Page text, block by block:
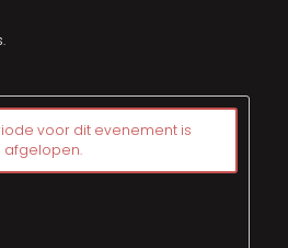
voor dit evenement is
afgelopen.